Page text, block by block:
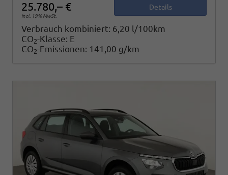
25.780,– €
incl. 19% MwSt.
Details
Verbrauch kombiniert: 6,20 l/100km
CO2-Klasse: E
CO2-Emissionen: 141,00 g/km